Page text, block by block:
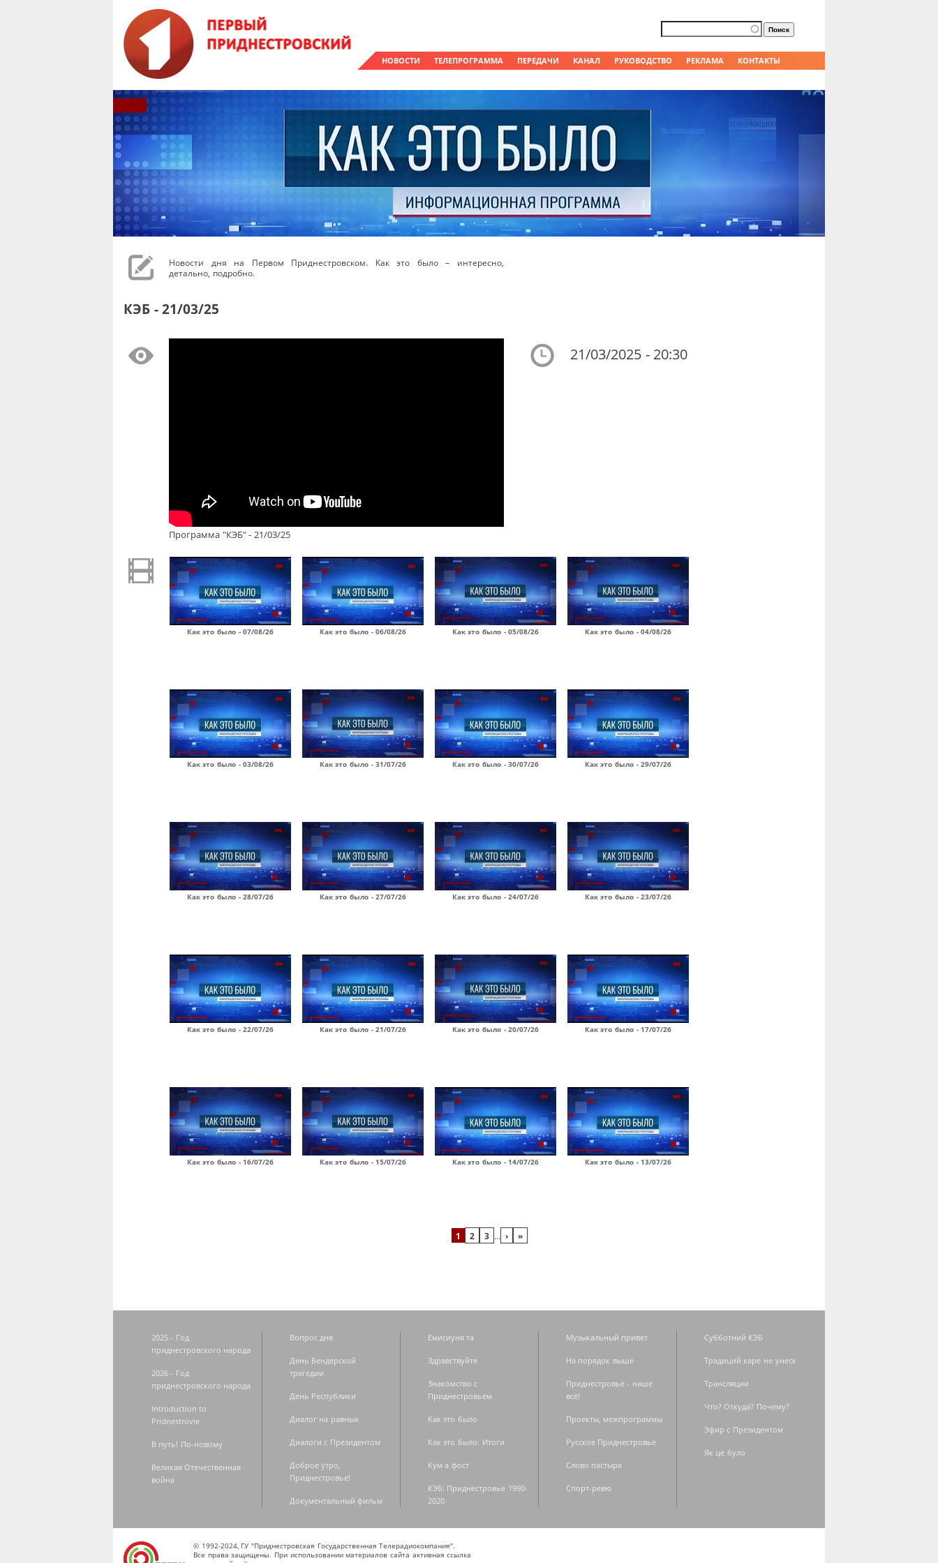
НОВОСТИ ТЕЛЕПРОГРАММА ПЕРЕДАЧИ КАНАЛ РУКОВОДСТВО РЕКЛАМА КОНТАКТЫ
Форма поиска
Поиск
Новости дня на Первом Приднестровском. Как это было – интересно,
детально, подробно.
КЭБ - 21/03/25
Программа "КЭБ" - 21/03/25
21/03/2025 - 20:30
Как это было - 07/08/26 Как это было - 06/08/26 Как это было - 05/08/26 Как это было - 04/08/26
Как это было - 03/08/26 Как это было - 31/07/26 Как это было - 30/07/26 Как это было - 29/07/26
Как это было - 28/07/26 Как это было - 27/07/26 Как это было - 24/07/26 Как это было - 23/07/26
Как это было - 22/07/26 Как это было - 21/07/26 Как это было - 20/07/26 Как это было - 17/07/26
Как это было - 16/07/26 Как это было - 15/07/26 Как это было - 14/07/26 Как это было - 13/07/26
1 2 3 … › »
2025 - Год
приднестровского народа
2026 - Год
приднестровского народа
Introduction to
Pridnestrovie
В путь! По-новому
Великая Отечественная
война
Вопрос дня
День Бендерской
трагедии
День Республики
Диалог на равных
Диалоги с Президентом
Доброе утро,
Приднестровье!
Документальный фильм
Емисиуня та
Здравствуйте
Знакомство с
Приднестровьем
Как это было
Как это было: Итоги
Кум а фост
КЭБ: Приднестровье 1990-
2020
Музыкальный привет
На порядок выше
Приднестровье - наше
всё!
Проекты, межпрограммы
Русское Приднестровье
Слово пастыря
Спорт-ревю
Субботний КЭБ
Традиций каре не унеск
Трансляции
Что? Откуда? Почему?
Эфир с Президентом
Як це було
© 1992-2024, ГУ "Приднестровская Государственная Телерадиокомпания".
Все права защищены. При использовании материалов сайта активная ссылка